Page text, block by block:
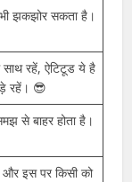
💥
है। 😎
हर कदम पर साथ
झकझोर सकता है।